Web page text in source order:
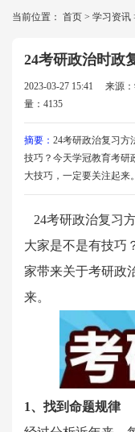
当前位置： 首页 > 学习资讯
24考研政治时政
2023-03-27 15:41 来源
量：4135
摘要： 24考研政治复习方
技巧？今天学冠教育考研
大技巧，一定要关注起来。
24考研政治复习
大家是不是有技巧
家带来关于考研政
来。
1、找到命题规律